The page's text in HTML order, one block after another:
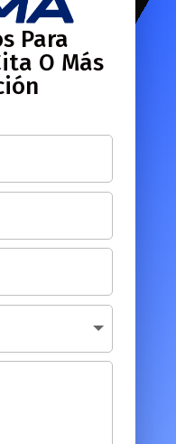
Para
O Más